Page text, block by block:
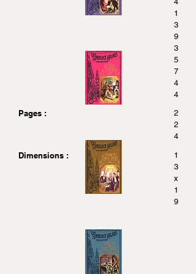
1
3
9
3
5
7
4
4
Pages :
2
2
4
Dimensions :
1
3
x
1
9